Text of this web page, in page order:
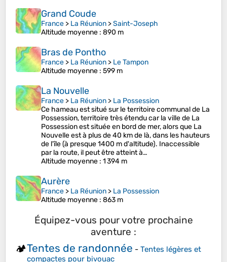
Grand Coude
France > La Réunion >Saint-Joseph
Altitude moyenne : 890 m
Bras de Pontho
France > La Réunion > Le Tampon
Altitude moyenne : 599 m
La Nouvelle
France > La Réunion > La Possession
Ce hameau est situé sur le territoire communal de La
Possession, territoire très étendu car la ville de La
Possession est située en bord de mer, alors que La
Nouvelle est à plus de 40 km de là, dans les hauteurs
de l'île (à presque 1400 m d'altitude). Inaccessible
par la route, il peut être atteint à…
Altitude moyenne : 1 394 m
Aurère
France > La Réunion > La Possession
Altitude moyenne : 863 m
Équipez-vous pour votre prochaine
aventure :
🏕️Tentes de randonnée - Tentes légères et
compactes pour bivouac